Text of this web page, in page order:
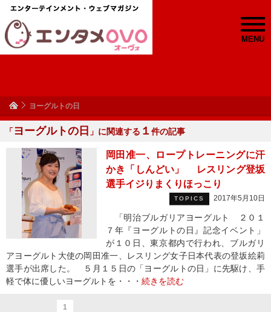
MENU
ヨーグルトの日
「ヨーグルトの日 」に関連する １ 件の記事
岡田准一、ロープトレーニングに汗
かき「しんどい」 レスリング登坂
選手イジりまくりほっこり
TOPICS 2017年5月10日
「明治ブルガリアヨーグルト ２０１
７年『ヨーグルトの日』記念イベント」
が１０日、東京都内で行われ、ブルガリ
アヨーグルト大使の岡田准一、レスリング女子日本代表の登坂絵莉
選手が出席した。 ５月１５日の「ヨーグルトの日」に先駆け、手
軽で体に優しいヨーグルトを・・・ 続きを読む
1